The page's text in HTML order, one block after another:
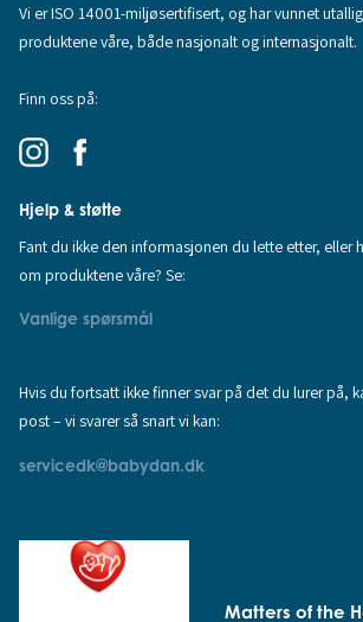
Vi er ISO 14001-miljøsertifisert, og har vunnet
produktene våre, både nasjonalt og internasjonalt.
Finn oss på:
Hjelp & støtte
Fant du ikke den informasjonen du lette etter, eller
om produktene våre? Se:
Vanlige spørsmål
Hvis du fortsatt ikke finner svar på det du lurer på,
post – vi svarer så snart vi kan:
servicedk@babydan.dk
Matters of the